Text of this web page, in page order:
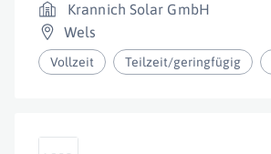
Krannich Solar GmbH
Wels
Vollzeit Teilzeit/geringfügig